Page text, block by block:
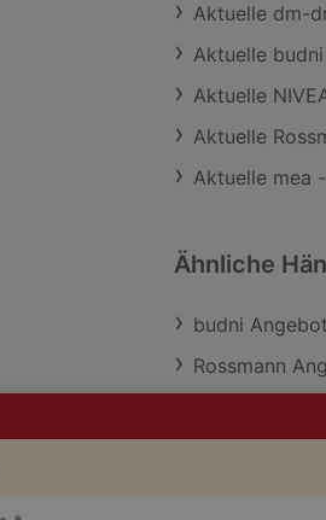
Aktuelle dm-
Aktuelle
Aktuelle
Aktuelle
Aktuelle mea
Ähnliche
budni
Rossmann
dm-drogerie
mea - meine